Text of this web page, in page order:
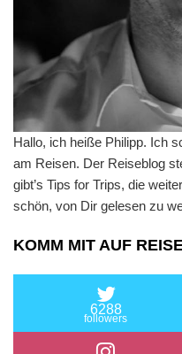
Hallo, ich heiße Philipp. Ich
am Reisen. Der Reiseblog
gibt’s Tips for Trips, die
schön, von Dir gelesen zu
KOMM MIT AUF
6288
followers